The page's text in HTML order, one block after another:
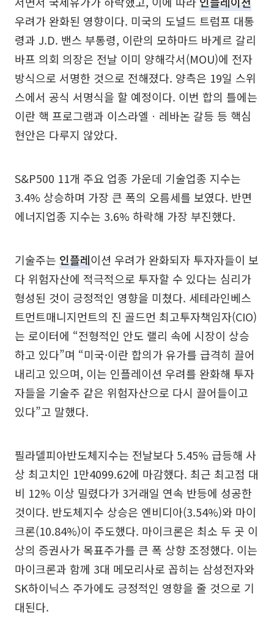
우려가 완화된 영향이다. 미국의 도널드 트럼프 대통
령과 J.D. 밴스 부통령, 이란의 모하마드 바게르 갈리
바프 의회 의장은 전날 이미 양해각서(MOU)에 전자
방식으로 서명한 것으로 전해졌다. 양측은 19일 스위
스에서 공식 서명식을 할 예정이다. 이번 합의 틀에는
이란 핵 프로그램과 이스라엘ㆍ레바논 갈등 등 핵심
현안은 다루지 않았다.
S&P500 11개 주요 업종 가운데 기술업종 지수는
3.4% 상승하며 가장 큰 폭의 오름세를 보였다. 반면
에너지업종 지수는 3.6% 하락해 가장 부진했다.
기술주는 인플레이션 우려가 완화되자 투자자들이 보
다 위험자산에 적극적으로 투자할 수 있다는 심리가
형성된 것이 긍정적인 영향을 미쳤다. 세테라인베스
트먼트매니지먼트의 진 골드먼 최고투자책임자(CIO)
는 로이터에 “전형적인 안도 랠리 속에 시장이 상승
하고 있다”며 “미국·이란 합의가 유가를 급격히 끌어
내리고 있으며, 이는 인플레이션 우려를 완화해 투자
자들을 기술주 같은 위험자산으로 다시 끌어들이고
있다”고 말했다.
필라델피아반도체지수는 전날보다 5.45% 급등해 사
상 최고치인 1만4099.62에 마감했다. 최근 최고점 대
비 12% 이상 밀렸다가 3거래일 연속 반등에 성공한
것이다. 반도체지수 상승은 엔비디아(3.54%)와 마이
크론(10.84%)이 주도했다. 마이크론은 최소 두 곳 이
상의 증권사가 목표주가를 큰 폭 상향 조정했다. 이는
마이크론과 함께 3대 메모리사로 꼽히는 삼성전자와
SK하이닉스 주가에도 긍정적인 영향을 줄 것으로 기
대된다.